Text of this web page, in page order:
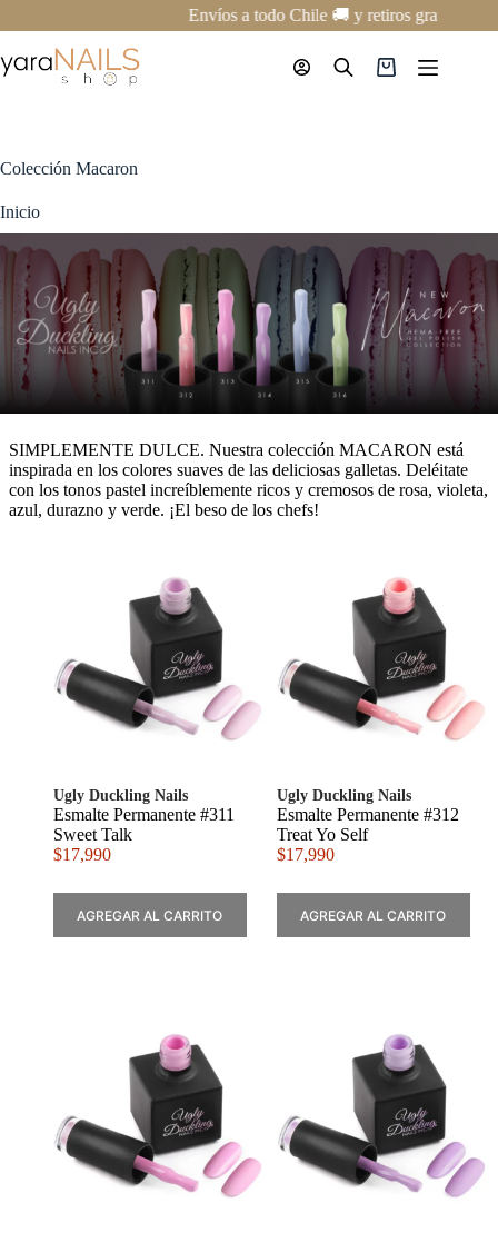
al
contenido
Envíos a todo Chile 🚚 y retiros gratis en
Carro
Colección Macaron
Inicio
SIMPLEMENTE DULCE. Nuestra colección MACARON está
inspirada en los colores suaves de las deliciosas galletas. Deléitate
con los tonos pastel increíblemente ricos y cremosos de rosa, violeta,
azul, durazno y verde. ¡El beso de los chefs!
Ugly Duckling Nails
Esmalte Permanente #311
Sweet Talk
$17,990
AGREGAR AL CARRITO
Ugly Duckling Nails
Esmalte Permanente #312
Treat Yo Self
$17,990
AGREGAR AL CARRITO